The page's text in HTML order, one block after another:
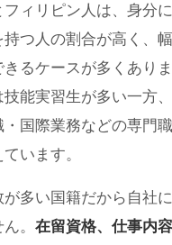
フィリピン人は、身分
持つ人の割合が高く、
るケースが多くありま
能実習生が多い一方
国際業務などの専門
います。
多い国籍だから自社
。 在留資格、仕事内